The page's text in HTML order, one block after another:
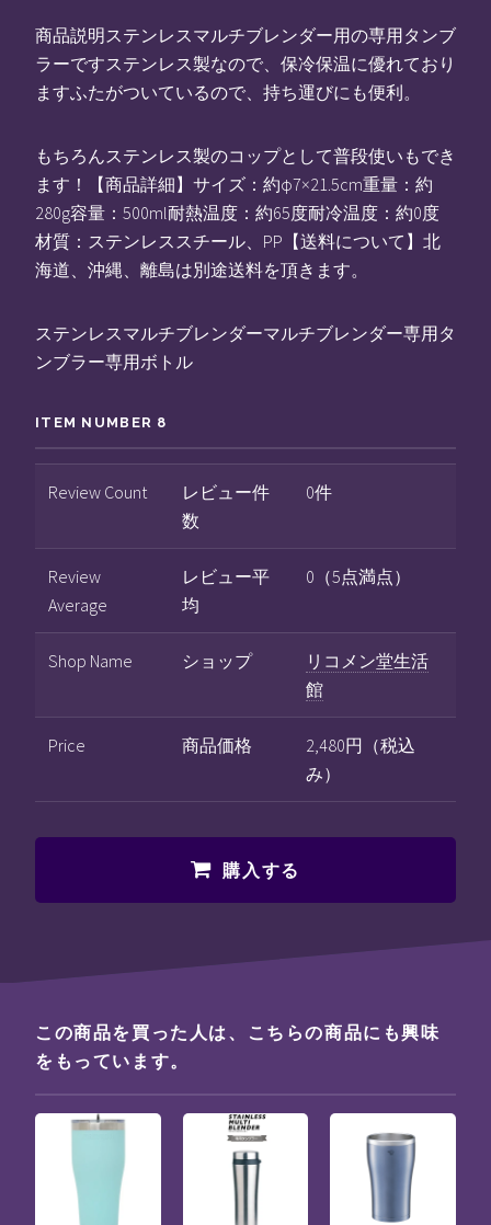
商品説明ステンレスマルチブレンダー用の専用タンブ
ラーですステンレス製なので、保冷保温に優れており
ますふたがついているので、持ち運びにも便利。
もちろんステンレス製のコップとして普段使いもでき
ます！【商品詳細】サイズ：約φ7×21.5cm重量：約
280g容量：500ml耐熱温度：約65度耐冷温度：約0度
材質：ステンレススチール、PP【送料について】北
海道、沖縄、離島は別途送料を頂きます。
ステンレスマルチブレンダーマルチブレンダー専用タ
ンブラー専用ボトル
ITEM NUMBER 8
Review Count
レビュー件
数
0件
Review
Average
レビュー平
均
0（5点満点）
Shop Name ショップ
リコメン堂生活
館
Price 商品価格
2,480円（税込
み）
購入する
この商品を買った人は、こちらの商品にも興味
をもっています。